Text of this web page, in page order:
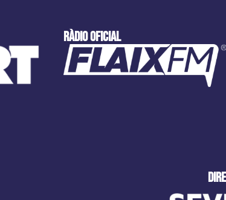
ràdio oficial